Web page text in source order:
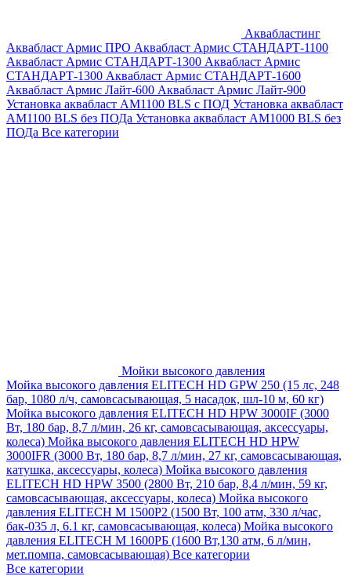
Аквабластинг
Аквабласт Армис ПРО Аквабласт Армис СТАНДАРТ-1100
Аквабласт Армис СТАНДАРТ-1300 Аквабласт Армис
СТАНДАРТ-1300 Аквабласт Армис СТАНДАРТ-1600
Аквабласт Армис Лайт-600 Аквабласт Армис Лайт-900
Установка аквабласт AM1100 BLS с ПОД Установка аквабласт
AM1100 BLS без ПОДа Установка аквабласт AM1000 BLS без
ПОДа Все категории
Мойки высокого давления
Мойка высокого давления ELITECH HD GPW 250 (15 лс, 248
бар, 1080 л/ч, самовсасывающая, 5 насадок, шл-10 м, 60 кг)
Мойка высокого давления ELITECH HD HPW 3000IF (3000
Вт, 180 бар, 8,7 л/мин, 26 кг, самовсасывающая, аксессуары,
колеса) Мойка высокого давления ELITECH HD HPW
3000IFR (3000 Вт, 180 бар, 8,7 л/мин, 27 кг, самовсасывающая,
катушка, аксессуары, колеса) Мойка высокого давления
ELITECH HD HPW 3500 (2800 Вт, 210 бар, 8,4 л/мин, 59 кг,
самовсасывающая, аксессуары, колеса) Мойка высокого
давления ELITECH M 1500P2 (1500 Вт, 100 атм, 330 л/час,
бак-035 л, 6.1 кг, самовсасывающая, колеса) Мойка высокого
давления ELITECH М 1600РБ (1600 Вт,130 атм, 6 л/мин,
мет.помпа, самовсасывающая) Все категории
Все категории